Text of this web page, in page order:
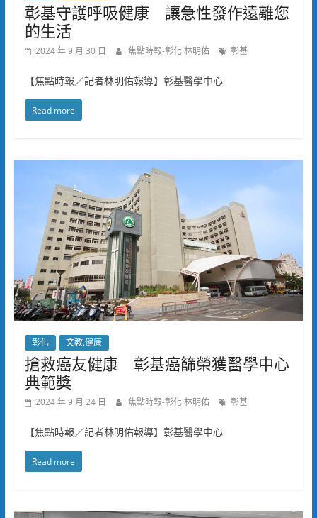
彰基守護呼吸健康 讓急性發作遠離您
的生活
2024 年 9 月 30 日 焦點時報-彰化 林明佑 彰基
【焦點時報／記者林明佑報導】彰基醫學中心
Read more
彰化 文教.健康
搶救癌友健康 彰基癌篩榮獲醫學中心
典範獎
2024 年 9 月 24 日 焦點時報-彰化 林明佑 彰基
【焦點時報／記者林明佑報導】彰基醫學中心
Read more